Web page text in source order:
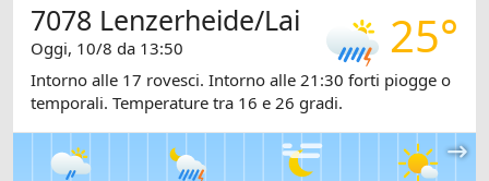
25°
7078 Lenzerheide/Lai
Oggi, 10/8 da 13:50
Intorno alle 17 rovesci. Intorno alle 21:30 forti piogge o
temporali. Temperature tra 16 e 26 gradi.